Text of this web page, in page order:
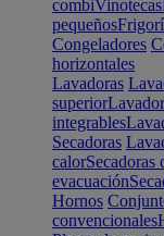
combiVinotecas
pequeños
Congeladores
horizontales
Lavadoras
superior
integrables
Secadoras
calorSecadoras
evacuación
Hornos
convencionales